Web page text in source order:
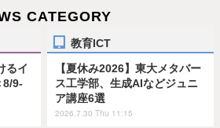
CATEGORY
るイ
8/9-
教育ICT
【夏休み2026】東大メタバー
ス工学部、生成AIなどジュニ
ア講座6選
2026.7.30 Thu 11:15